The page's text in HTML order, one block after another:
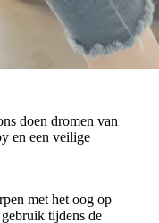
doen dromen van
en een veilige
met het oog op
tijdens de